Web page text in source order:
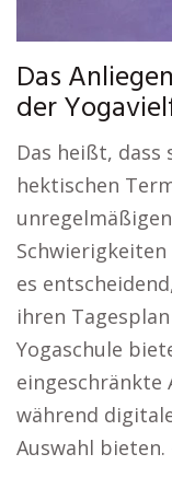
Das
der
Das heißt,
hektischen
es
ihren
Yogaschule
eingeschränkte
während
Auswahl bieten.